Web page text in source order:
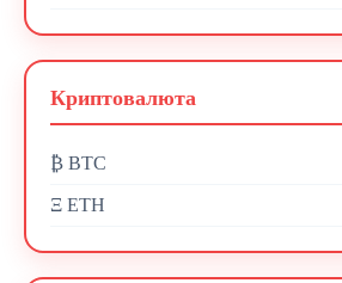
Криптовалюта
₿ BTC
Ξ ETH